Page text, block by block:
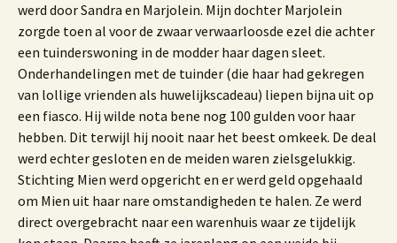
werd door Sandra en Marjolein. Mijn dochter Marjolein
zorgde toen al voor de zwaar verwaarloosde ezel die achter
een tuinderswoning in de modder haar dagen sleet.
Onderhandelingen met de tuinder (die haar had gekregen
van lollige vrienden als huwelijkscadeau) liepen bijna uit op
een fiasco. Hij wilde nota bene nog 100 gulden voor haar
hebben. Dit terwijl hij nooit naar het beest omkeek. De deal
werd echter gesloten en de meiden waren zielsgelukkig.
Stichting Mien werd opgericht en er werd geld opgehaald
om Mien uit haar nare omstandigheden te halen. Ze werd
direct overgebracht naar een warenhuis waar ze tijdelijk